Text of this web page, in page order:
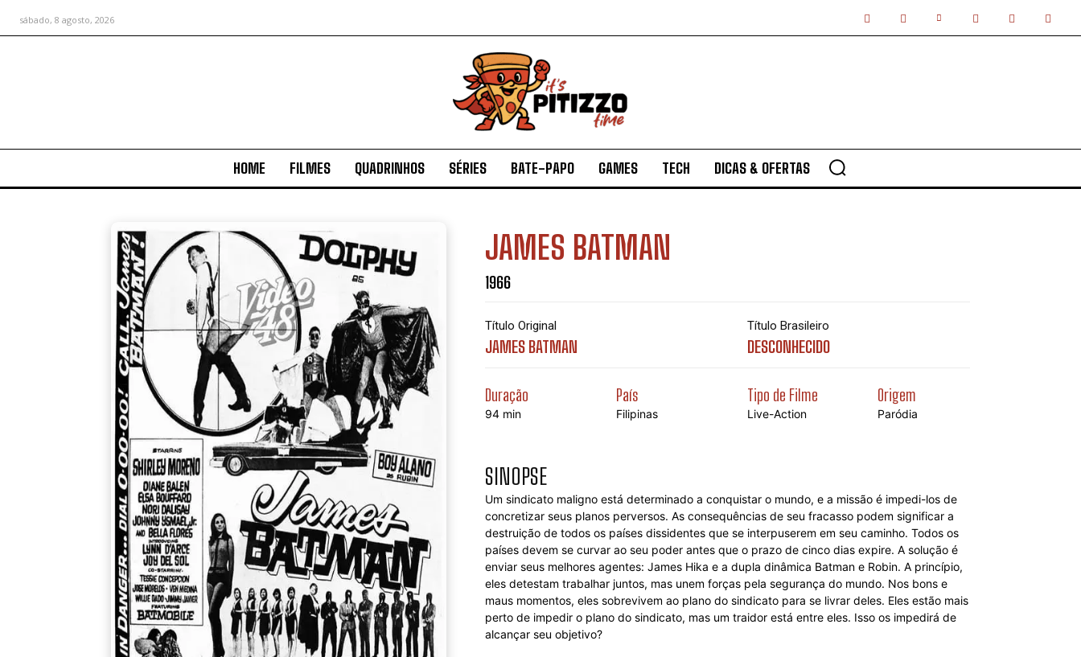
sábado, 8 agosto, 2026
HOME FILMES QUADRINHOS SÉRIES BATE-PAPO GAMES TECH DICAS & OFERTAS
JAMES BATMAN
1966
Título Original
JAMES BATMAN
Título Brasileiro
DESCONHECIDO
Duração
94 min
País
Filipinas
Tipo de Filme
Live-Action
Origem
Paródia
SINOPSE
Um sindicato maligno está determinado a conquistar o mundo, e a missão é impedi-los de
concretizar seus planos perversos. As consequências de seu fracasso podem significar a
destruição de todos os países dissidentes que se interpuserem em seu caminho. Todos os
países devem se curvar ao seu poder antes que o prazo de cinco dias expire. A solução é
enviar seus melhores agentes: James Hika e a dupla dinâmica Batman e Robin. A princípio,
eles detestam trabalhar juntos, mas unem forças pela segurança do mundo. Nos bons e
maus momentos, eles sobrevivem ao plano do sindicato para se livrar deles. Eles estão mais
perto de impedir o plano do sindicato, mas um traidor está entre eles. Isso os impedirá de
alcançar seu objetivo?